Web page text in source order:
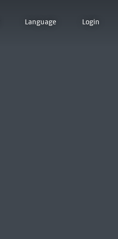
Language Login